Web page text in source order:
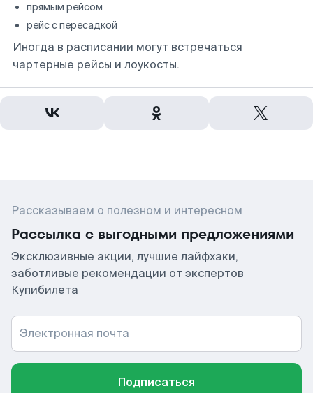
прямым рейсом
рейс с пересадкой
Иногда в расписании могут встречаться
чартерные рейсы и лоукосты.
Рассказываем о полезном и интересном
Рассылка с выгодными предложениями
Эксклюзивные акции, лучшие лайфхаки,
заботливые рекомендации от экспертов
Купибилета
Электронная почта
Подписаться